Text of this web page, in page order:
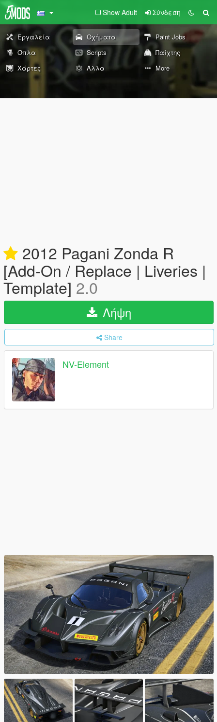
Show Adult Σύνδεση
Εργαλεία Οχήματα
Paint Jobs
Όπλα
Scripts
Παίχτης
Χάρτες
Άλλα More
2012 Pagani Zonda R
[Add-On / Replace | Liveries |
Template] 2.0
Λήψη
Share
NV-Element